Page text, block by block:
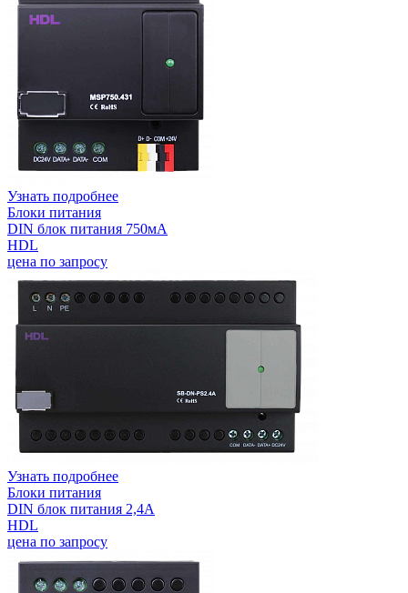
Узнать подробнее
Блоки питания
DIN блок питания 750мА
HDL
цена по запросу
Узнать подробнее
Блоки питания
DIN блок питания 2,4А
HDL
цена по запросу